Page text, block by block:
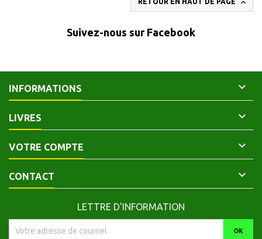

Suivez-nous sur Facebook
INFORMATIONS 
LIVRES 
VOTRE COMPTE 
CONTACT 
LETTRE D'INFORMATION